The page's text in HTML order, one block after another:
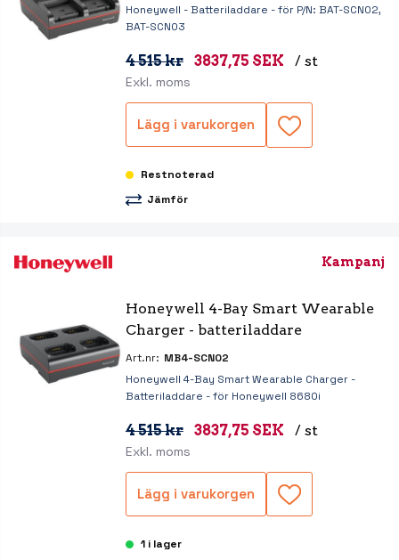
Honeywell - Batteriladdare - för P/N: BAT-SCN02,
BAT-SCN03
4 515 kr 3837,75 SEK / st
Exkl. moms
Lägg i varukorgen
Restnoterad
Jämför
Kampanj
Honeywell 4-Bay Smart Wearable
Charger - batteriladdare
Art.nr: MB4-SCN02
Honeywell 4-Bay Smart Wearable Charger -
Batteriladdare - för Honeywell 8680i
4 515 kr 3837,75 SEK / st
Exkl. moms
Lägg i varukorgen
1 i lager